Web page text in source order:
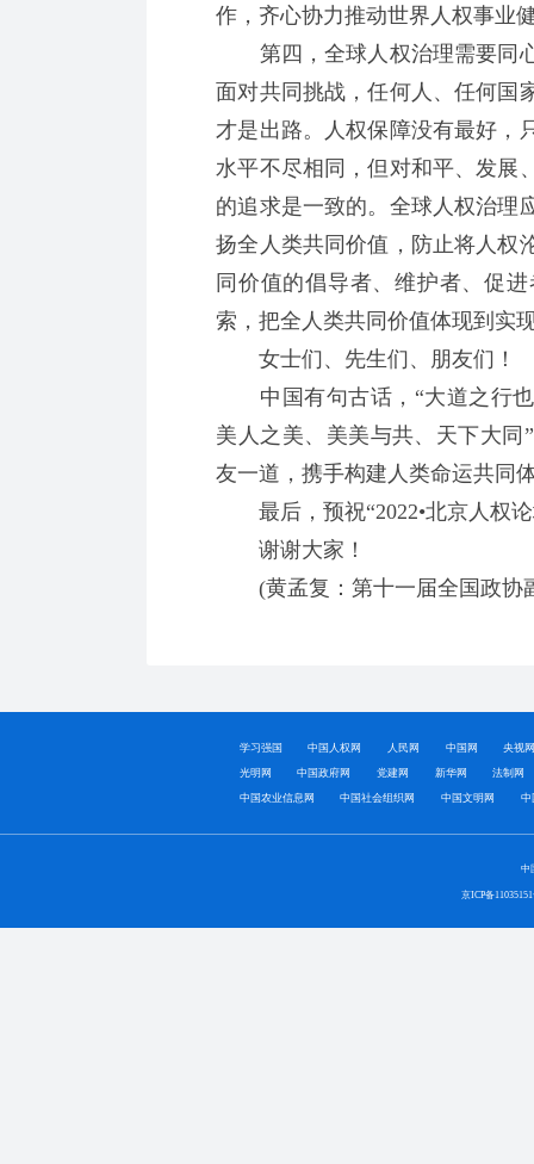
作，齐心协力推动世界人权事业
第四，全球人权治理需要同心
面对共同挑战，任何人、任何国
才是出路。人权保障没有最好，
水平不尽相同，但对和平、发展
的追求是一致的。全球人权治理
扬全人类共同价值，防止将人权
同价值的倡导者、维护者、促
索，把全人类共同价值体现到实
女士们、先生们、朋友们！
中国有句古话，“大道之行也
美人之美、美美与共、天下大
友一道，携手构建人类命运共同
最后，预祝“2022•北京人权论
谢谢大家！
(黄孟复：第十一届全国政协
学习强国 中国人权网 人民网 中国网 央视
光明网 中国政府网 党建网 新华网 法制网
中国农业信息网 中国社会组织网 中国文明网 中
中
京ICP备